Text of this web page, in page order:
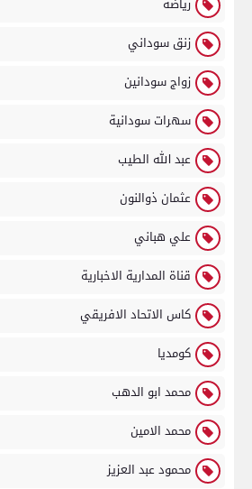
زنق سوداني
زواج سودانين
سهرات سودانية
عبد الله الطيب
عثمان ذوالنون
علي هباني
قناة المدارية الاخبارية
كاس الاتحاد الافريقي
كومديا
محمد ابو الدهب
محمد الامين
محمود عبد العزيز